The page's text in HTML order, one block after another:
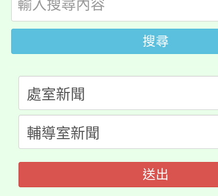
田徑場及游泳池舉行。
桃園市低收入戶享有免
視費優惠，中低收入戶
者。
大園自造教育及科技
份教師研習
淨零綠生活教案入校路
會
115年食農教育專業人
程
搜尋
送出